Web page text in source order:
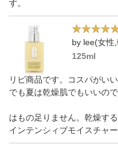
す。
by lee(女性
125ml
リピ商品です。コスパがい
でも夏は乾燥肌でもいいの
はもの足りません。乾燥す
インテンシィブモイスチャー